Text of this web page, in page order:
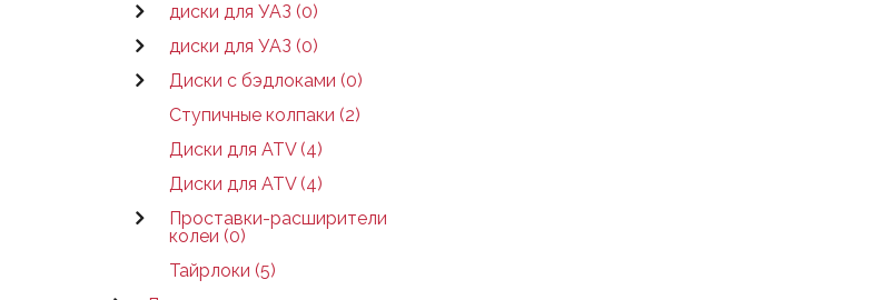
диски для УАЗ (0)
диски для УАЗ (0)
Диски с бэдлоками (0)
Ступичные колпаки (2)
Диски для ATV (4)
Диски для ATV (4)
Проставки-расширители
колеи (0)
Тайрлоки (5)